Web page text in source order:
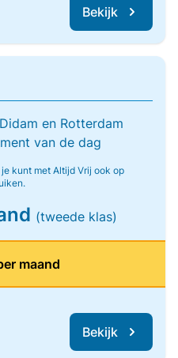
Bekijk
en Rotterdam
van de dag
kunt met Altijd Vrij ook op
(tweede klas)
maand
Bekijk